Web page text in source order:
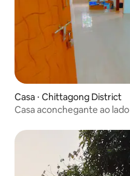
Casa ⋅ Chittagong District
Casa aconchegante ao